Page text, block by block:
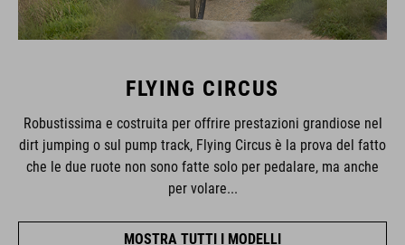
FLYING CIRCUS
Robustissima e costruita per offrire prestazioni grandiose nel
dirt jumping o sul pump track, Flying Circus è la prova del fatto
che le due ruote non sono fatte solo per pedalare, ma anche
per volare...
MOSTRA TUTTI I MODELLI